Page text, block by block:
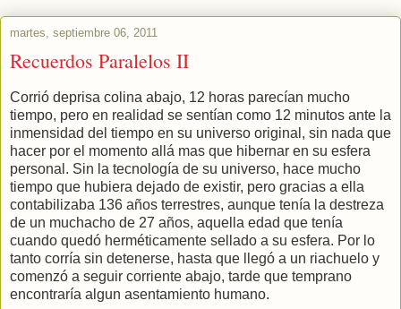
martes, septiembre 06, 2011
Recuerdos Paralelos II
Corrió deprisa colina abajo, 12 horas parecían mucho
tiempo, pero en realidad se sentían como 12 minutos ante la
inmensidad del tiempo en su universo original, sin nada que
hacer por el momento allá mas que hibernar en su esfera
personal. Sin la tecnología de su universo, hace mucho
tiempo que hubiera dejado de existir, pero gracias a ella
contabilizaba 136 años terrestres, aunque tenía la destreza
de un muchacho de 27 años, aquella edad que tenía
cuando quedó herméticamente sellado a su esfera. Por lo
tanto corría sin detenerse, hasta que llegó a un riachuelo y
comenzó a seguir corriente abajo, tarde que temprano
encontraría algun asentamiento humano.